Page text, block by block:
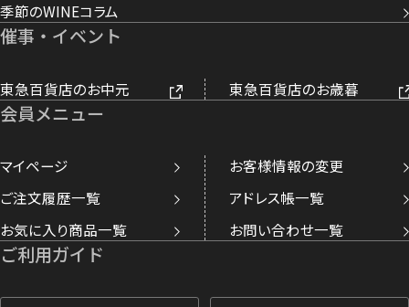
季節のWINEコラム
催事・イベント
東急百貨店のお中元 東急百貨店のお歳暮
会員メニュー
マイページ
お客様情報の変更
ご注文履歴一覧
アドレス帳一覧
お気に入り商品一覧
お問い合わせ一覧
ご利用ガイド